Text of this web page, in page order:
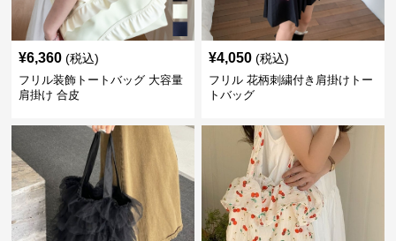
¥6,360 (税込)
フリル装飾トートバッグ 大容量
肩掛け 合皮
¥4,050 (税込)
フリル 花柄刺繍付き肩掛けトー
トバッグ